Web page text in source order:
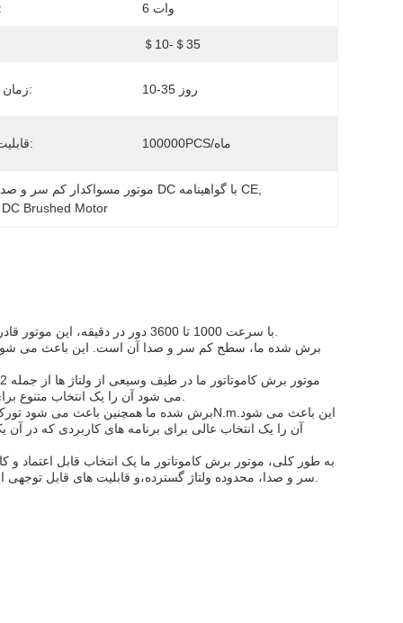
6 وات
＄10-＄35
زمان تحویل: 10-35 روز
قابلیت ارائه: 100000PCS/ماه
72 ولت موتور برش دار DC,موتور مسواکدار کم سر و صدا,موتور مسواک دار DC با گواهینامه CE
Brushed Motor
آن را یک انتخاب عالی برای برنامه های کاربردی که در آن
به طور کلی، موتور برش کاموتاتور ما یک انتخاب قابل اعتماد